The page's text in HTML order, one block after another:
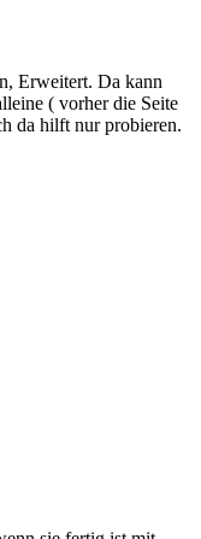
Erweitert. Da kann
( vorher die Seite
da hilft nur probieren.